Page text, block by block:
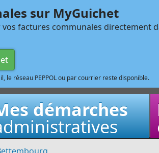
sur MyGuichet
factures communales directement
le réseau PEPPOL ou par courrier reste disponible.
démarches